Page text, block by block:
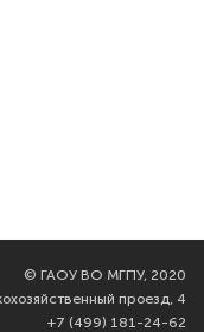
© ГАОУ ВО МГПУ, 2020
проезд, 4
+7 (499) 181-24-62